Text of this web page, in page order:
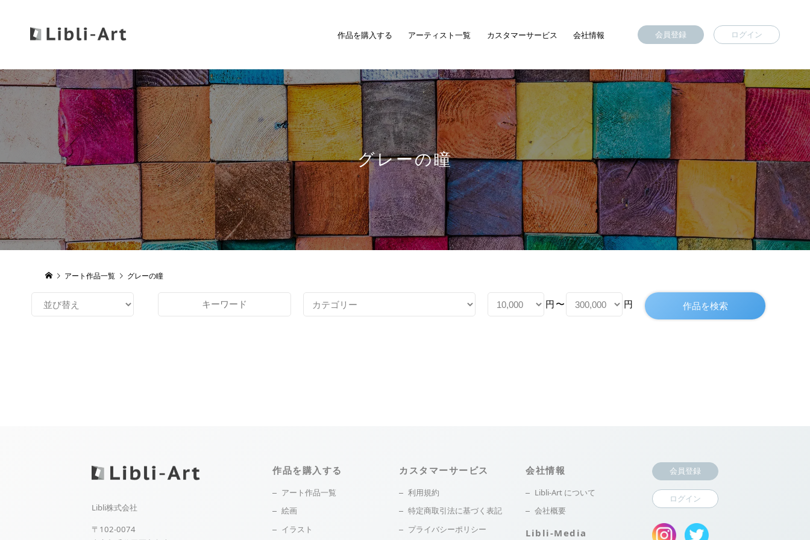
作品を購入する アーティスト一覧 カスタマーサービス 会社情報 会員登録 ログイン
グレーの瞳
アート作品一覧 グレーの瞳
円 〜 円
Libli株式会社
〒102-0074
作品を購入する
アート作品一覧
絵画
イラスト
カスタマーサービス
利用規約
特定商取引法に基づく表記
プライバシーポリシー
会社情報
Libli-Art について
会社概要
Libli-Media
会員登録
ログイン